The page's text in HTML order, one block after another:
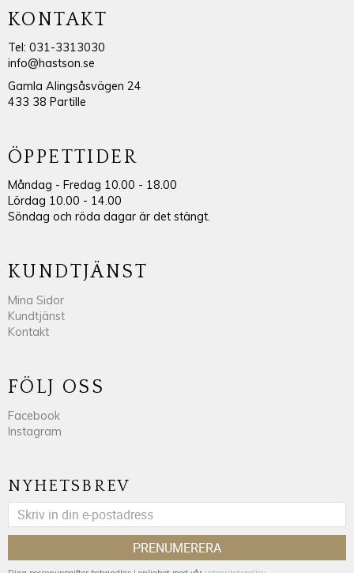
KONTAKT
Tel: 031-3313030
info@hastson.se
Gamla Alingsåsvägen 24
433 38 Partille
ÖPPETTIDER
Måndag - Fredag 10.00 - 18.00
Lördag 10.00 - 14.00
Söndag och röda dagar är det stängt.
KUNDTJÄNST
Mina Sidor
Kundtjänst
Kontakt
FÖLJ OSS
Facebook
Instagram
NYHETSBREV
PRENUMERERA